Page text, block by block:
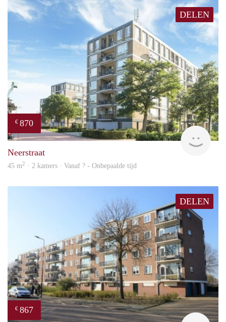
DELEN
€ 870
Neerstraat
45 m2 · 2 kamers · Vanaf ? - Onbepaalde tijd
DELEN
€ 867